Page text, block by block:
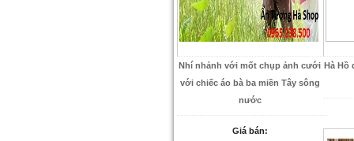
Nhí nhảnh với mốt chụp ảnh cưới
với chiếc áo bà ba miền Tây sông
nước
Giá bán:
Hà Hồ